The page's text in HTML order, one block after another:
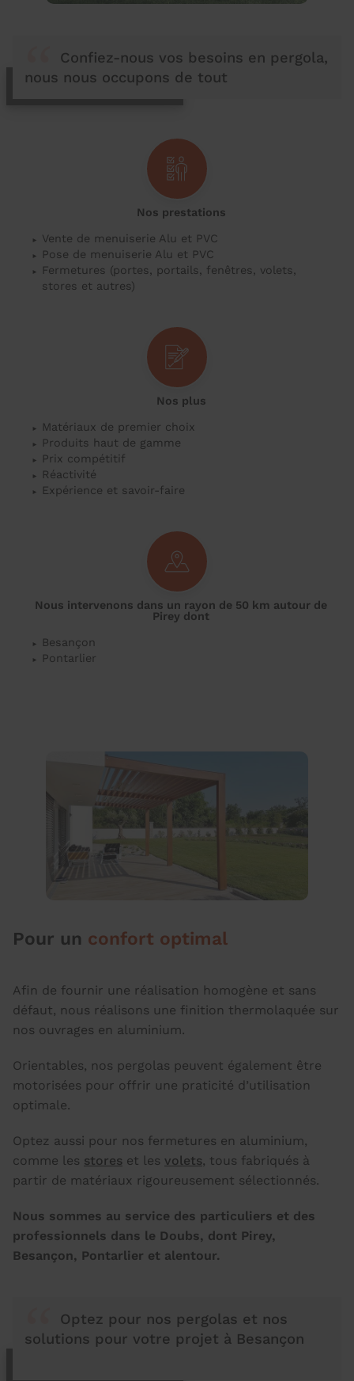
Confiez-nous vos besoins en pergola,
nous nous occupons de tout
Nos prestations
Vente de menuiserie Alu et PVC
Pose de menuiserie Alu et PVC
Fermetures (portes, portails, fenêtres, volets,
stores et autres)
Nos plus
Matériaux de premier choix
Produits haut de gamme
Prix compétitif
Réactivité
Expérience et savoir-faire
Nous intervenons dans un rayon de 50 km autour de
Pirey dont
Besançon
Pontarlier
Pour un confort optimal
Afin de fournir une réalisation homogène et sans
défaut, nous réalisons une finition thermolaquée sur
nos ouvrages en aluminium.
Orientables, nos pergolas peuvent également être
motorisées pour offrir une praticité d’utilisation
optimale.
Optez aussi pour nos fermetures en aluminium,
comme les stores et les volets, tous fabriqués à
partir de matériaux rigoureusement sélectionnés.
Nous sommes au service des particuliers et des
professionnels dans le Doubs, dont Pirey,
Besançon, Pontarlier et alentour.
Optez pour nos pergolas et nos
solutions pour votre projet à Besançon